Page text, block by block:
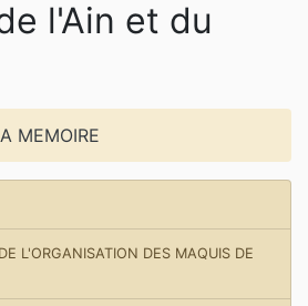
l'Ain et du
MEMOIRE
L'ORGANISATION DES MAQUIS DE